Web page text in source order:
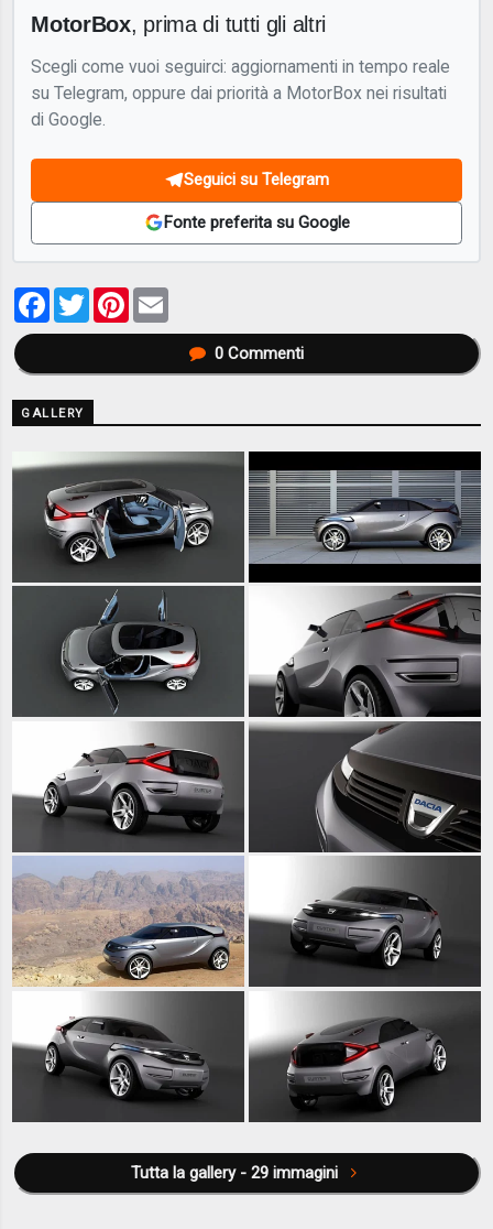
MotorBox, prima di tutti gli altri
Scegli come vuoi seguirci: aggiornamenti in tempo reale
su Telegram, oppure dai priorità a MotorBox nei risultati
di Google.
Seguici su Telegram
Fonte preferita su Google
Facebook
TwitterPinterest
0Commenti
GALLERY
Tutta la gallery - 29 immagini